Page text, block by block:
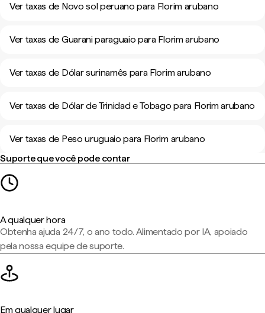
Ver taxas de Novo sol peruano para Florim arubano
Ver taxas de Guarani paraguaio para Florim arubano
Ver taxas de Dólar surinamês para Florim arubano
Ver taxas de Dólar de Trinidad e Tobago para Florim arubano
Ver taxas de Peso uruguaio para Florim arubano
Suporte que você pode contar
A qualquer hora
Obtenha ajuda 24/7, o ano todo. Alimentado por IA, apoiado
pela nossa equipe de suporte.
Em qualquer lugar